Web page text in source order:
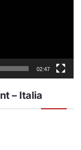
02:47
– Italia